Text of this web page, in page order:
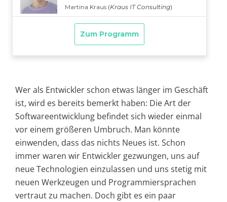
Wer als Entwickler schon etwas länger im Geschäft
ist, wird es bereits bemerkt haben: Die Art der
Softwareentwicklung befindet sich wieder einmal
vor einem größeren Umbruch. Man könnte
einwenden, dass das nichts Neues ist. Schon
immer waren wir Entwickler gezwungen, uns auf
neue Technologien einzulassen und uns stetig mit
neuen Werkzeugen und Programmiersprachen
vertraut zu machen. Doch gibt es ein paar